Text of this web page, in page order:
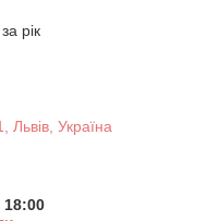
рік
Львів, Україна
18:00